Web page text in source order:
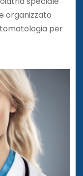
organizzato
per